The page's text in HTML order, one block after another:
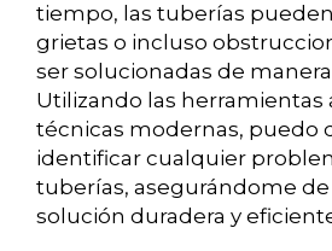
tiempo, las tuberías
grietas o incluso
ser solucionadas de
Utilizando las herramientas
técnicas modernas, puedo
identificar cualquier
tuberías, asegurándome
solución duradera y